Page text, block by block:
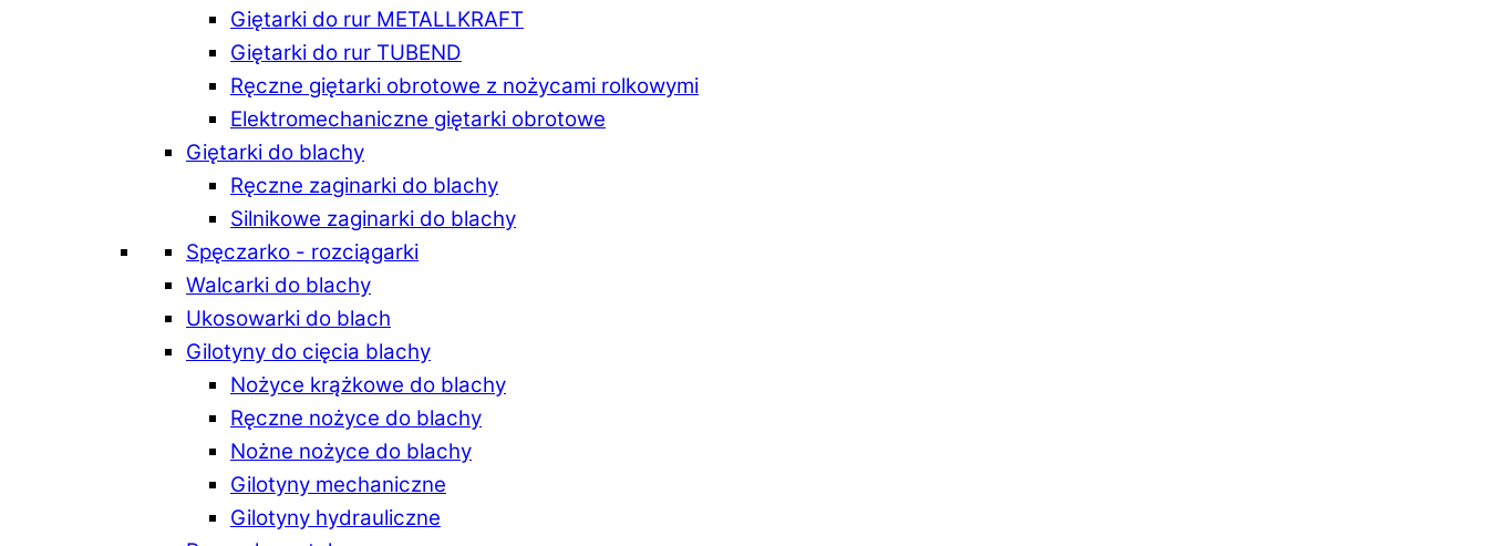
Giętarki do rur METALLKRAFT
Giętarki do rur TUBEND
Ręczne giętarki obrotowe z nożycami rolkowymi
Elektromechaniczne giętarki obrotowe
Giętarki do blachy
Ręczne zaginarki do blachy
Silnikowe zaginarki do blachy
Spęczarko - rozciągarki
Walcarki do blachy
Ukosowarki do blach
Gilotyny do cięcia blachy
Nożyce krążkowe do blachy
Ręczne nożyce do blachy
Nożne nożyce do blachy
Gilotyny mechaniczne
Gilotyny hydrauliczne